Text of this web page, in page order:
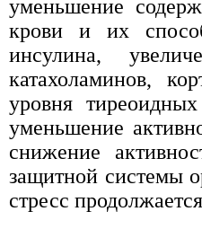
уменьшение
крови и их
инсулина,
катахоламинов,
уровня
уменьшение
снижение
защитной системы
стресс